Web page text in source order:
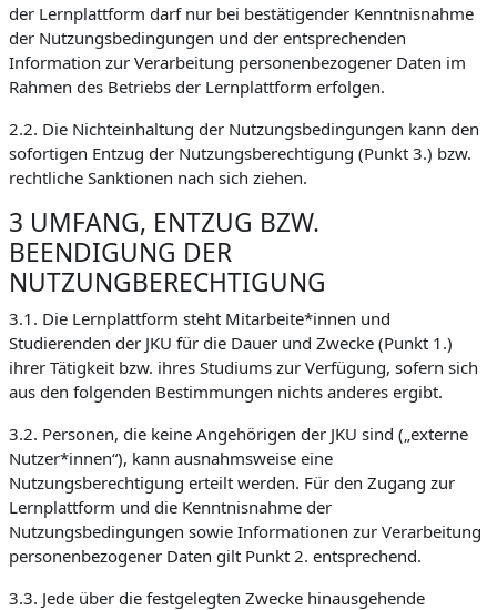
der Lernplattform darf nur bei bestätigender Kenntnisnahme
der Nutzungsbedingungen und der entsprechenden
Information zur Verarbeitung personenbezogener Daten im
Rahmen des Betriebs der Lernplattform erfolgen.
2.2. Die Nichteinhaltung der Nutzungsbedingungen kann den
sofortigen Entzug der Nutzungsberechtigung (Punkt 3.) bzw.
rechtliche Sanktionen nach sich ziehen.
3 UMFANG, ENTZUG BZW.
BEENDIGUNG DER
NUTZUNGBERECHTIGUNG
3.1. Die Lernplattform steht Mitarbeite*innen und
Studierenden der JKU für die Dauer und Zwecke (Punkt 1.)
ihrer Tätigkeit bzw. ihres Studiums zur Verfügung, sofern sich
aus den folgenden Bestimmungen nichts anderes ergibt.
3.2. Personen, die keine Angehörigen der JKU sind („externe
Nutzer*innen“), kann ausnahmsweise eine
Nutzungsberechtigung erteilt werden. Für den Zugang zur
Lernplattform und die Kenntnisnahme der
Nutzungsbedingungen sowie Informationen zur Verarbeitung
personenbezogener Daten gilt Punkt 2. entsprechend.
3.3. Jede über die festgelegten Zwecke hinausgehende